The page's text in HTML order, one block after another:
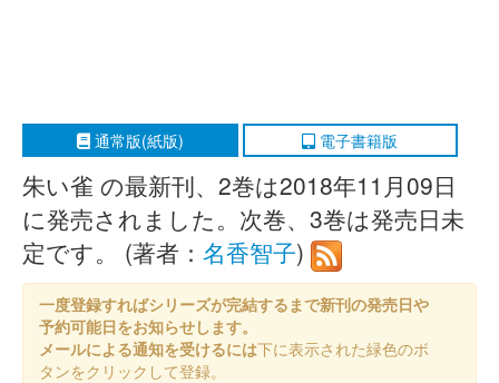
通常版(紙版) 電子書籍版
朱い雀 の最新刊、2巻は2018年11月09日
に発売されました。次巻、3巻は発売日未
定です。 (著者： 名香智子)
一度登録すればシリーズが完結するまで新刊の発売日や
予約可能日をお知らせします。
メールによる通知を受けるには下に表示された緑色のボ
タンをクリックして登録。